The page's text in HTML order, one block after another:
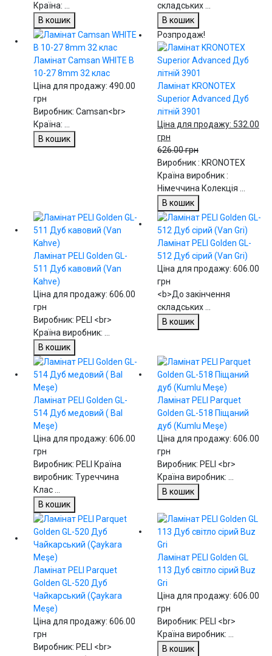
Країна: ...
В кошик
складських ...
В кошик
Ламінат Camsan WHITE В
10-27 8mm 32 клас
Ціна для продажу: 490.00
грн
Виробник: Camsan<br>
Країна: ...
В кошик
Розпродаж!
Ламінат KRONOTEX
Superior Advanced Дуб
літній 3901
Ціна для продажу: 532.00
грн
626.00 грн
Виробник : KRONOTEX
Країна виробник :
Німеччина Колекція ...
В кошик
Ламінат PELI Golden GL-
511 Дуб кавовий (Van
Kahve)
Ціна для продажу: 606.00
грн
Виробник: PELI <br>
Країна виробник: ...
В кошик
Ламінат PELI Golden GL-
512 Дуб сірий (Van Gri)
Ціна для продажу: 606.00
грн
<b>До закінчення
складських ...
В кошик
Ламінат PELI Golden GL-
514 Дуб медовий ( Bal
Meşe)
Ціна для продажу: 606.00
грн
Виробник: PELI Країна
виробник: Туреччина
Клас ...
В кошик
Ламінат PELI Parquet
Golden GL-518 Піщаний
дуб (Kumlu Meşe)
Ціна для продажу: 606.00
грн
Виробник: PELI <br>
Країна виробник: ...
В кошик
Ламінат PELI Parquet
Golden GL-520 Дуб
Чайкарський (Çaykara
Meşe)
Ціна для продажу: 606.00
грн
Виробник: PELI <br>
Ламінат PELI Golden GL
113 Дуб світло сірий Buz
Gri
Ціна для продажу: 606.00
грн
Виробник: PELI <br>
Країна виробник: ...
В кошик